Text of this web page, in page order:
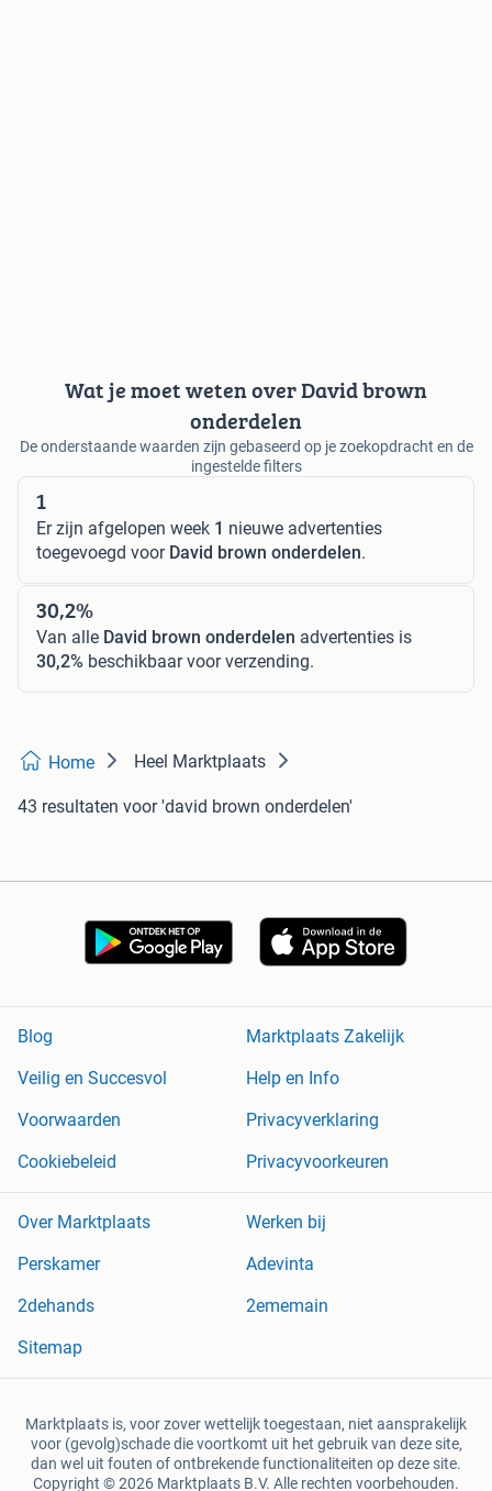
Wat je moet weten over David brown
onderdelen
De onderstaande waarden zijn gebaseerd op je zoekopdracht en de
ingestelde filters
1
Er zijn afgelopen week 1 nieuwe advertenties
toegevoegd voor David brown onderdelen.
30,2%
Van alle David brown onderdelen advertenties is
30,2% beschikbaar voor verzending.
Home Heel Marktplaats
43 resultaten voor 'david brown onderdelen'
Blog
Marktplaats Zakelijk
Veilig en Succesvol
Help en Info
Voorwaarden
Privacyverklaring
Cookiebeleid
Privacyvoorkeuren
Over Marktplaats
Werken bij
Perskamer
Adevinta
2dehands
2ememain
Sitemap
Marktplaats is, voor zover wettelijk toegestaan, niet aansprakelijk
voor (gevolg)schade die voortkomt uit het gebruik van deze site,
dan wel uit fouten of ontbrekende functionaliteiten op deze site.
Copyright © 2026 Marktplaats B.V. Alle rechten voorbehouden.